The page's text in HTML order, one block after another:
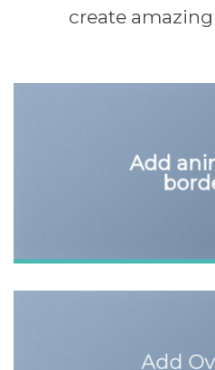
create
Add
Add